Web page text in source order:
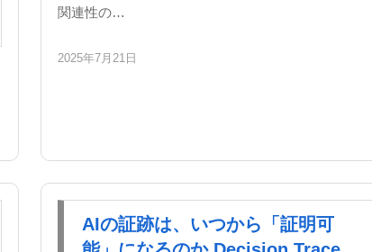
関連性の…
2025年7月21日
AIの証跡は、いつから「証明可